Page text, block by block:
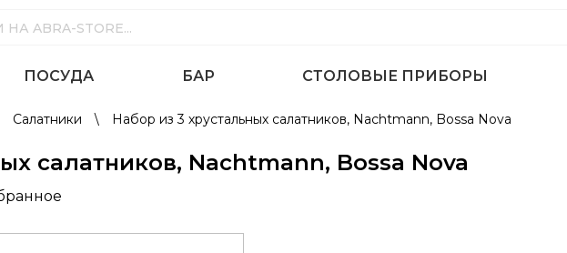
ПОСУДА БАР СТОЛОВЫЕ ПРИБОРЫ
Салатники \ Набор из 3 хрустальных салатников, Nachtmann, Bossa Nova
салатников, Nachtmann, Bossa Nova